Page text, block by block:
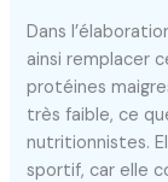
Dans
ainsi remplacer
protéines
très faible, ce
nutritionnistes.
sportif, car elle